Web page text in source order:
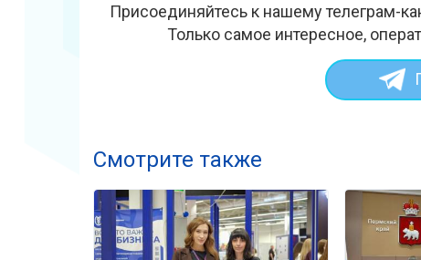
Присоединяйтесь к нашему телеграм-
Только самое интересное,
Смотрите также